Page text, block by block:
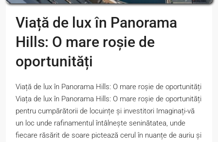
Viață de lux în Panorama
Hills: O mare roșie de
oportunități
Viață de lux în Panorama Hills: O mare roșie de oportunități
Viața de lux în Panorama Hills: O mare roșie de oportunități
pentru cumpărătorii de locuințe și investitori Imaginați-vă
un loc unde rafinamentul întâlnește seninătatea, unde
fiecare răsărit de soare pictează cerul în nuanțe de auriu și